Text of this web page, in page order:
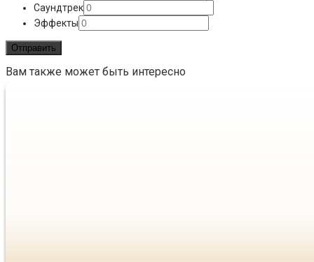
Саундтрек
Эффекты
Вам также может быть интересно